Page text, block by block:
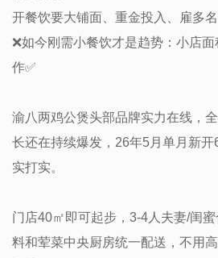
开餐饮要大铺面、重金投入、雇多
❌如今刚需小餐饮才是趋势：小店
作✅
渝八两鸡公煲头部品牌实力在线，
长还在持续爆发，26年5月单月新
实打实。
门店40㎡即可起步，3-4人夫妻/闺
料和荤菜中央厨房统一配送，不用